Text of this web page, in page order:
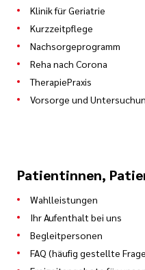
Klinik für Geriatrie
Kurzzeitpflege
Nachsorgeprogramm
Reha nach Corona
TherapiePraxis
Vorsorge und
Patientinnen,
Wahlleistungen
Ihr Aufenthalt bei uns
Begleitpersonen
FAQ (häufig gestellte